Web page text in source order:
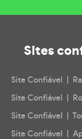
Sites
Site Confiável |
Site Confiável |
Site Confiável |
Site Confiável |